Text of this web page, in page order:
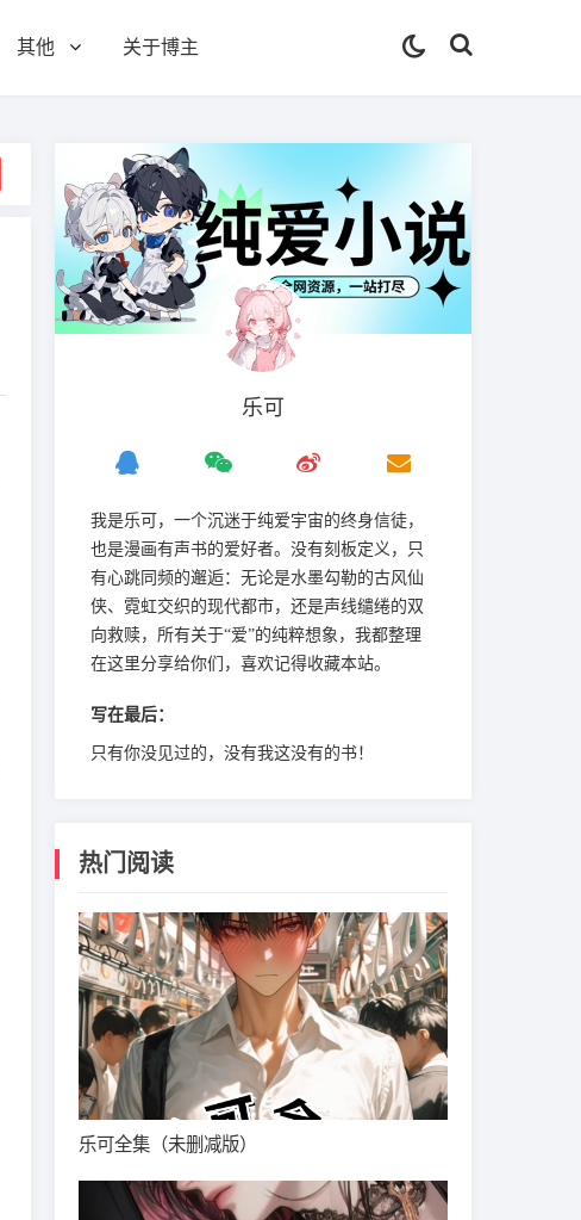
其他 关于博主
乐可
我是‌乐可，一个沉迷于纯爱宇宙的终身信徒，
也是漫画有声书的爱好者。没有刻板定义，只
有心跳同频的邂逅：无论是水墨勾勒的古风仙
侠、霓虹交织的现代都市，还是声线缱绻的双
向救赎，所有关于“爱”的纯粹想象，我都整理
在这里分享给你们，喜欢记得收藏本站。
写在最后：
只有你没见过的，没有我这没有的书！
热门阅读
乐可全集（未删减版）